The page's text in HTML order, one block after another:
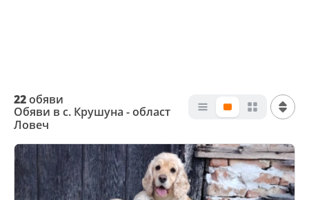
22обяви
Обяви в с. Крушуна - област
Ловеч